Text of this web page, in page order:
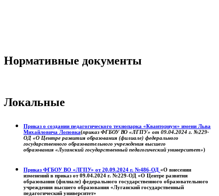
Нормативные документы
Локальные
Приказ о создании педагогического технопарка «Кванториум» имени Льва
Михайловича Лоповка(приказ ФГБОУ ВО «ЛГПУ» от 09.04.2024 г. №229-
ОД «О Центре развития образования (филиале) федерального
государственного образовательного учреждения высшего
образования «Луганский государственный педагогический университет»)
Приказ ФГБОУ ВО «ЛГПУ» от 20.09.2024 г. №486-ОД «О внесении
изменений в приказ от 09.04.2024 г. №229-ОД «О Центре развития
образования (филиале) федерального государственного образовательного
учреждения высшего образования «Луганский государственный
педагогический университет»